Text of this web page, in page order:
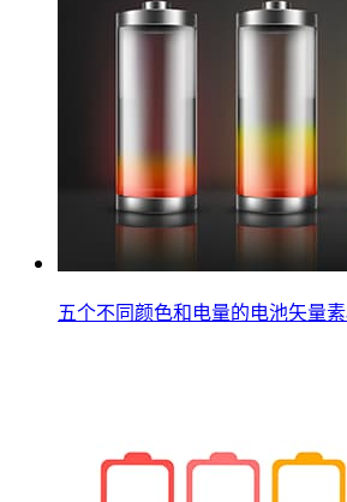
五个不同颜色和电量的电池矢量